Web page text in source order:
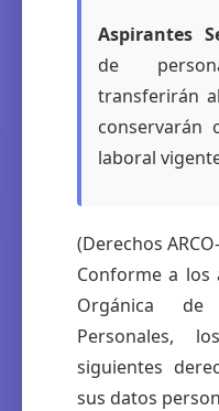
Aspirantes
de
transferirán
conservarán
laboral
(Derechos
Conforme a los
Orgánica
Personales,
siguientes
sus datos